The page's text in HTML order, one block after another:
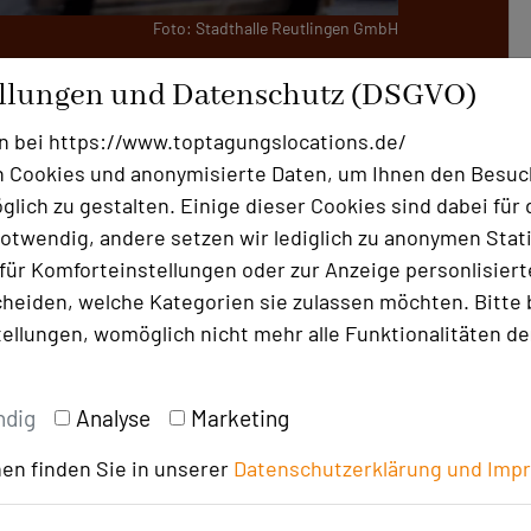
und Datenschutz (DSGVO)
bei https://www.toptagungslocations.de/
und anonymisierte Daten, um Ihnen den
zu gestalten. Einige dieser Cookies sind dabei für
andere setzen wir lediglich zu anonymen
Komforteinstellungen oder zur Anzeige
welche Kategorien sie zulassen möchten. Bitte
womöglich nicht mehr alle Funktionalitäten
Analyse Marketing
finden Sie in unserer Datenschutzerklärung und
Foto: Stadthalle Reutlingen GmbH
flexible Räume für Veranstaltungen
den Austausch auf Augenhöhe.
die Rahmenbedingungen", betont
ermöglicht Gästen, während Pausen
zu genießen.
durch baulich integrierte
Auf Wunsch werden
gehörlose Gäste uneingeschränkt
im Foyer ermöglichen bequeme
Die auditorgeprüfte
Schriftgrößen und